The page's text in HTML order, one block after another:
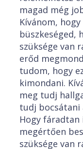
magad még
Kívánom,
büszkeséged,
szüksége van
erőd
tudom, hogy
kimondani.
meg tudj
tudj bocsátani
Hogy
megértően
szüksége van